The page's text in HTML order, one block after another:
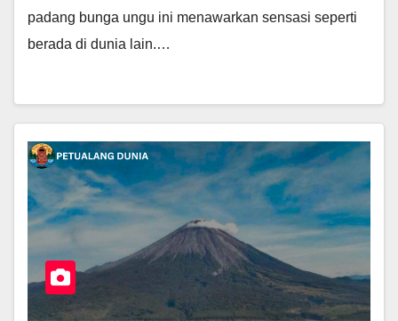
padang bunga ungu ini menawarkan sensasi seperti
berada di dunia lain.…